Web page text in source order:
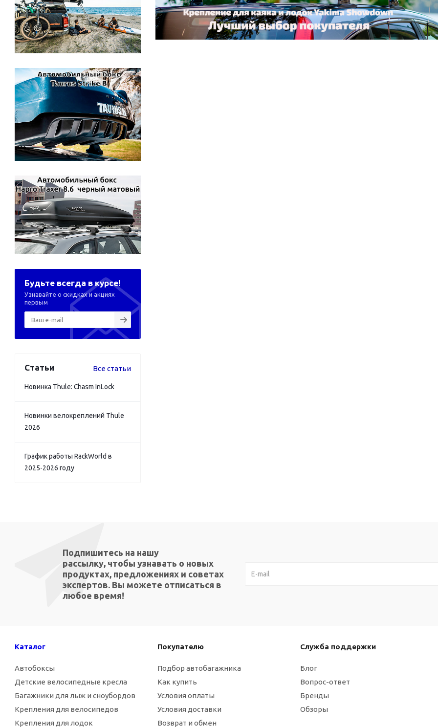
Будьте всегда в курсе!
Узнавайте о скидках и акциях
первым
Статьи Все статьи
Новинка Thule: Chasm InLock
Новинки велокреплений Thule
2026
График работы RackWorld в
2025-2026 году
Подпишитесь на нашу
рассылку, чтобы узнавать о новых
продуктах, предложениях и советах
экспертов. Вы можете отписаться в
любое время!
Каталог
Автобоксы
Детские велосипедные кресла
Багажники для лыж и сноубордов
Крепления для велосипедов
Крепления для лодок
Покупателю
Подбор автобагажника
Как купить
Условия оплаты
Условия доставки
Возврат и обмен
Служба поддержки
Блог
Вопрос-ответ
Бренды
Обзоры